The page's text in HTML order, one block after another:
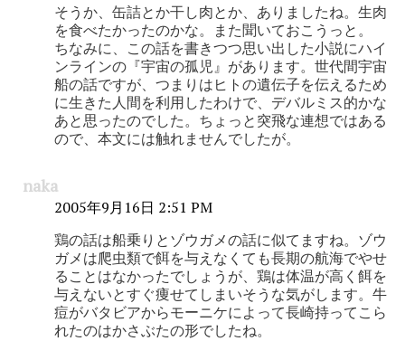
そうか、缶詰とか干し肉とか、ありましたね。生肉
を食べたかったのかな。また聞いておこうっと。
ちなみに、この話を書きつつ思い出した小説にハイ
ンラインの『宇宙の孤児』があります。世代間宇宙
船の話ですが、つまりはヒトの遺伝子を伝えるため
に生きた人間を利用したわけで、デバルミス的かな
あと思ったのでした。ちょっと突飛な連想ではある
ので、本文には触れませんでしたが。
naka
2005年9月16日 2:51 PM
鶏の話は船乗りとゾウガメの話に似てますね。ゾウ
ガメは爬虫類で餌を与えなくても長期の航海でやせ
ることはなかったでしょうが、鶏は体温が高く餌を
与えないとすぐ痩せてしまいそうな気がします。牛
痘がバタビアからモーニケによって長崎持ってこら
れたのはかさぶたの形でしたね。